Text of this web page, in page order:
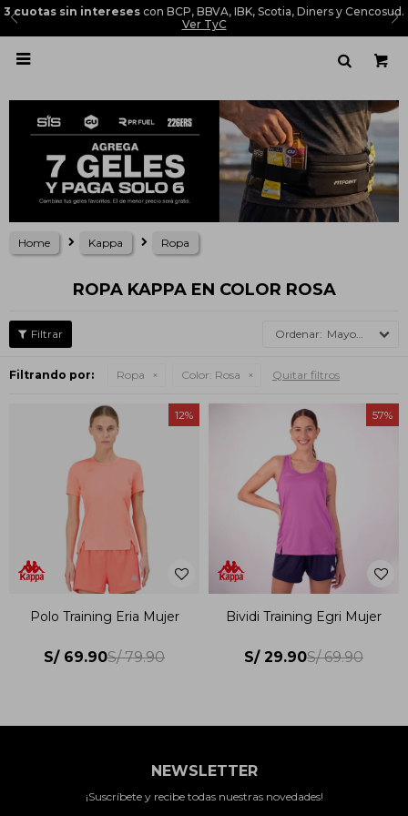
3 cuotas sin intereses con BCP, BBVA, IBK, Scotia, Diners y Cencosud.
Ver TyC

Home Kappa Ropa
ROPA KAPPA EN COLOR ROSA
Mayor precio
Filtrando por: Ropa Color: Rosa Quitar filtros
12
Polo Training Eria Mujer
S/ 69.90S/ 79.90
57
Bividi Training Egri Mujer
S/ 29.90S/ 69.90
NEWSLETTER
¡Suscríbete y recibe todas nuestras novedades!